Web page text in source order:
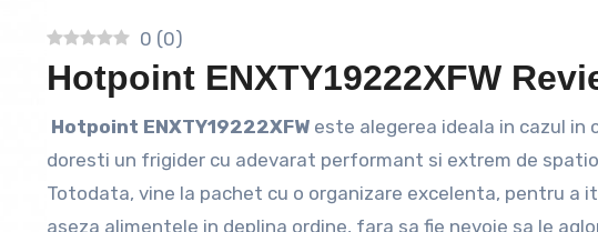
0 (0)
Hotpoint ENXTY19222XFW
Hotpoint ENXTY19222XFW este alegerea ideala in cazul in
doresti un frigider cu adevarat performant si extrem de
Totodata, vine la pachet cu o organizare excelenta, pentru a
aseza alimentele in deplina ordine, fara sa fie nevoie sa le